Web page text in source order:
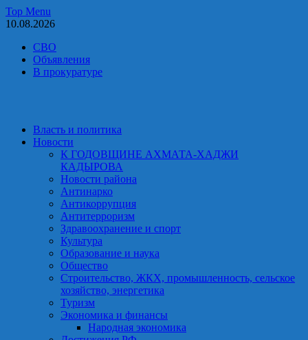
Skip
to
Top Menu
10.08.2026
СВО
Объявления
В прокуратуре
Власть и политика
Новости
К ГОДОВЩИНЕ АХМАТА-ХАДЖИ
КАДЫРОВА
Новости района
Антинарко
Антикоррупция
Антитерроризм
Здравоохранение и спорт
Культура
Образование и наука
Общество
Строительство, ЖКХ, промышленность, сельское
хозяйство, энергетика
Туризм
Экономика и финансы
Народная экономика